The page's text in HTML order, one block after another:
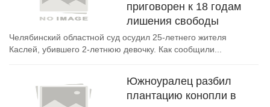
приговорен к 18 годам
лишения свободы
Челябинский областной суд осудил 25-летнего жителя
Каслей, убившего 2-летнюю девочку. Как сообщили...
Южноуралец разбил
плантацию конопли в